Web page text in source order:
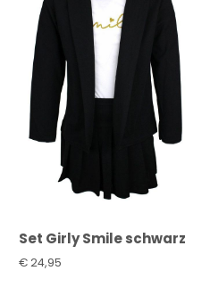
Set Girly Smile schwarz
€24,95